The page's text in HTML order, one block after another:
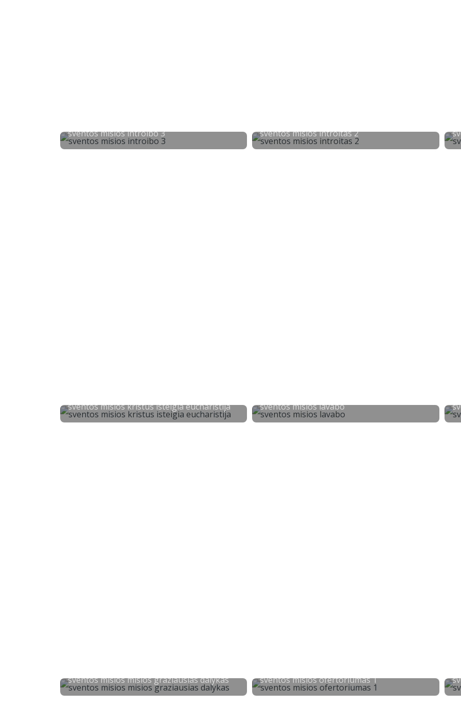
sventos misios introibo 3 sventos misios introitas 2
sventos misios kristus isteigia eucharistija sventos misios lavabo
sventos misios misios graziausias dalykas sventos misios ofertoriumas 1